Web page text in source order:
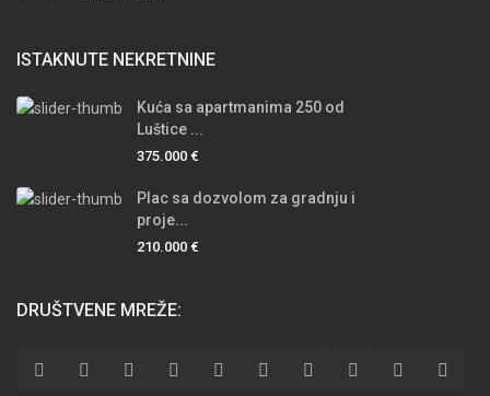
ISTAKNUTE NEKRETNINE
Kuća sa apartmanima 250 od
Luštice ...
375.000 €
Plac sa dozvolom za gradnju i
proje...
210.000 €
DRUŠTVENE MREŽE: